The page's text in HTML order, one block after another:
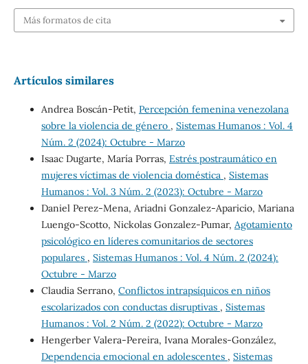
Más formatos de cita
Artículos similares
Andrea Boscán-Petit, Percepción femenina venezolana
sobre la violencia de género , Sistemas Humanos : Vol. 4
Núm. 2 (2024): Octubre - Marzo
Isaac Dugarte, María Porras, Estrés postraumático en
mujeres víctimas de violencia doméstica , Sistemas
Humanos : Vol. 3 Núm. 2 (2023): Octubre - Marzo
Daniel Perez-Mena, Ariadni Gonzalez-Aparicio, Mariana
Luengo-Scotto, Nickolas Gonzalez-Pumar, Agotamiento
psicológico en líderes comunitarios de sectores
populares , Sistemas Humanos : Vol. 4 Núm. 2 (2024):
Octubre - Marzo
Claudia Serrano, Conflictos intrapsíquicos en niños
escolarizados con conductas disruptivas , Sistemas
Humanos : Vol. 2 Núm. 2 (2022): Octubre - Marzo
Hengerber Valera-Pereira, Ivana Morales-González,
Dependencia emocional en adolescentes , Sistemas